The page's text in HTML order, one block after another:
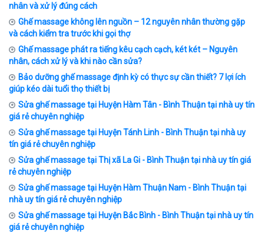
nhân và xử lý đúng cách
Ghế massage không lên nguồn – 12 nguyên nhân thường gặp
và cách kiểm tra trước khi gọi thợ
Ghế massage phát ra tiếng kêu cạch cạch, két két – Nguyên
nhân, cách xử lý và khi nào cần sửa?
Bảo dưỡng ghế massage định kỳ có thực sự cần thiết? 7 lợi ích
giúp kéo dài tuổi thọ thiết bị
Sửa ghế massage tại Huyện Hàm Tân - Bình Thuận tại nhà uy tín
giá rẻ chuyên nghiệp
Sửa ghế massage tại Huyện Tánh Linh - Bình Thuận tại nhà uy
tín giá rẻ chuyên nghiệp
Sửa ghế massage tại Thị xã La Gi - Bình Thuận tại nhà uy tín giá
rẻ chuyên nghiệp
Sửa ghế massage tại Huyện Hàm Thuận Nam - Bình Thuận tại
nhà uy tín giá rẻ chuyên nghiệp
Sửa ghế massage tại Huyện Bắc Bình - Bình Thuận tại nhà uy tín
giá rẻ chuyên nghiệp